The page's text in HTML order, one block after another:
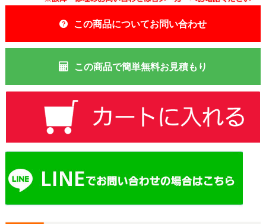
この商品についてお問い合わせ
この商品で簡単無料お見積もり